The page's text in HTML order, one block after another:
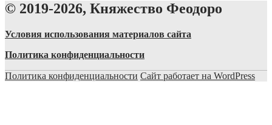
© 2019-2026, Княжество Феодоро
Условия использования материалов сайта
Политика конфиденциальности
Политика конфиденциальности Сайт работает на WordPress